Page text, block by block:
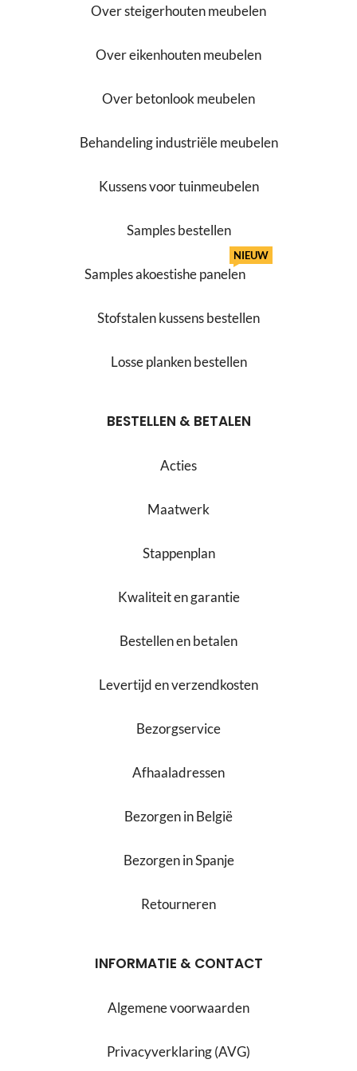
Over steigerhouten meubelen
Over eikenhouten meubelen
Over betonlook meubelen
Behandeling industriële meubelen
Kussens voor tuinmeubelen
Samples bestellen
Samples akoestishe panelen
NIEUW
Stofstalen kussens bestellen
Losse planken bestellen
BESTELLEN & BETALEN
Acties
Maatwerk
Stappenplan
Kwaliteit en garantie
Bestellen en betalen
Levertijd en verzendkosten
Bezorgservice
Afhaaladressen
Bezorgen in België
Bezorgen in Spanje
Retourneren
INFORMATIE & CONTACT
Algemene voorwaarden
Privacyverklaring (AVG)